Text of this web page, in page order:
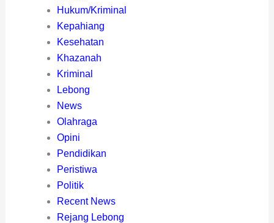
Hukum/Kriminal
Kepahiang
Kesehatan
Khazanah
Kriminal
Lebong
News
Olahraga
Opini
Pendidikan
Peristiwa
Politik
Recent News
Rejang Lebong